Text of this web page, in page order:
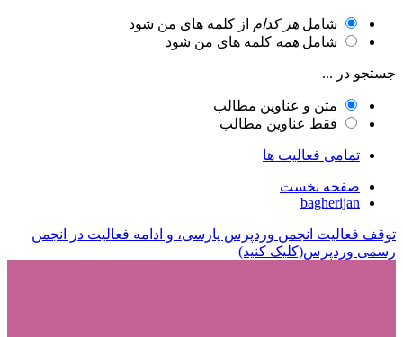
شامل هر کدام از کلمه های من شود
شامل همه کلمه های من شود
جستجو در ...
متن و عناوین مطالب
فقط عناوین مطالب
تمامی فعالیت ها
صفحه نخست
bagherijan
توقف فعالیت انجمن وردپرس پارسی، و ادامه فعالیت در انجمن
رسمی وردپرس(کلیک کنید)